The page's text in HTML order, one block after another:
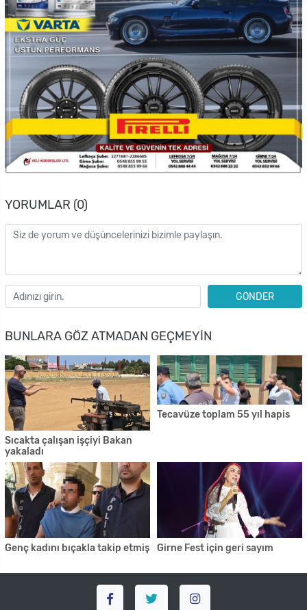
YORUMLAR (0)
GÖNDER
BUNLARA GÖZ ATMADAN GEÇMEYIN
Sıcakta çalışan işçiyi Bakan
yakaladı
Tecavüze toplam 55 yıl hapis
Genç kadını bıçakla takip etmiş Girne Fest için geri sayım